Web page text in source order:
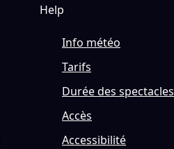
Help
Info météo
Tarifs
Durée des spectacles
Accès
Accessibilité